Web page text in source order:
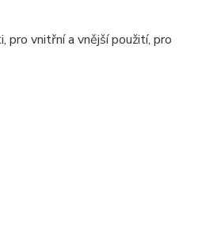
pro vnitřní a vnější použití, pro